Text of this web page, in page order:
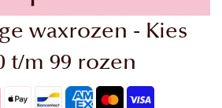
waxrozen - Kies
t/m 99 rozen